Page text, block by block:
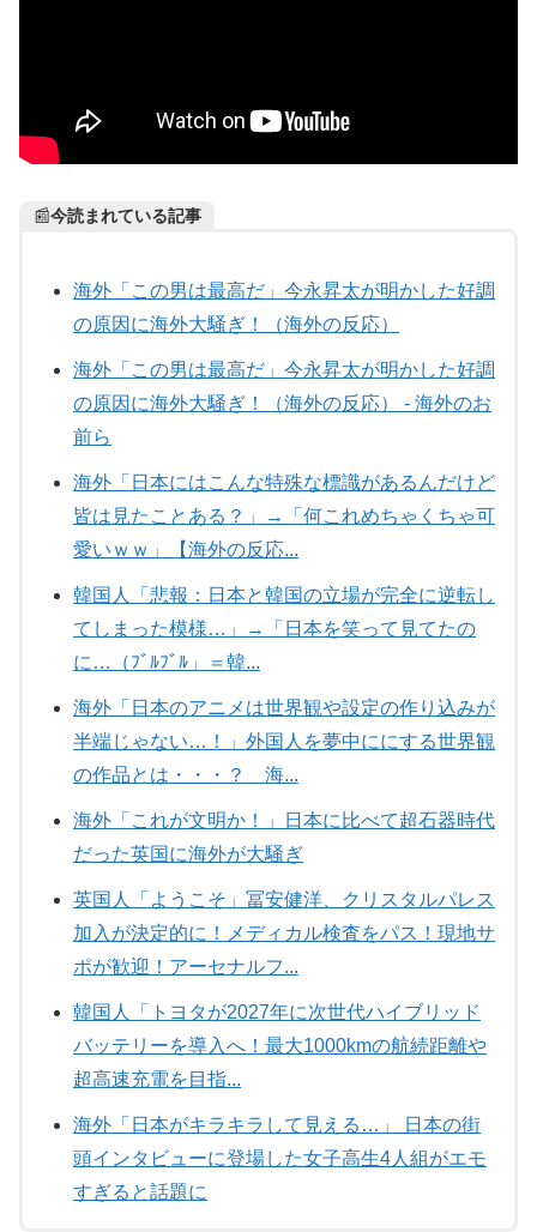
📰今読まれている記事
海外「この男は最高だ」今永昇太が明かした好調
の原因に海外大騒ぎ！（海外の反応）
海外「この男は最高だ」今永昇太が明かした好調
の原因に海外大騒ぎ！（海外の反応） - 海外のお
前ら
海外「日本にはこんな特殊な標識があるんだけど
皆は見たことある？」→「何これめちゃくちゃ可
愛いｗｗ」【海外の反応...
韓国人「悲報：日本と韓国の立場が完全に逆転し
てしまった模様…」→「日本を笑って見てたの
に…（ﾌﾞﾙﾌﾞﾙ」＝韓...
海外「日本のアニメは世界観や設定の作り込みが
半端じゃない…！」外国人を夢中ににする世界観
の作品とは・・・？ 海...
海外「これが文明か！」日本に比べて超石器時代
だった英国に海外が大騒ぎ
英国人「ようこそ」冨安健洋、クリスタルパレス
加入が決定的に！メディカル検査をパス！現地サ
ポが歓迎！アーセナルフ...
韓国人「トヨタが2027年に次世代ハイブリッド
バッテリーを導入へ！最大1000kmの航続距離や
超高速充電を目指...
海外「日本がキラキラして見える…」 日本の街
頭インタビューに登場した女子高生4人組がエモ
すぎると話題に